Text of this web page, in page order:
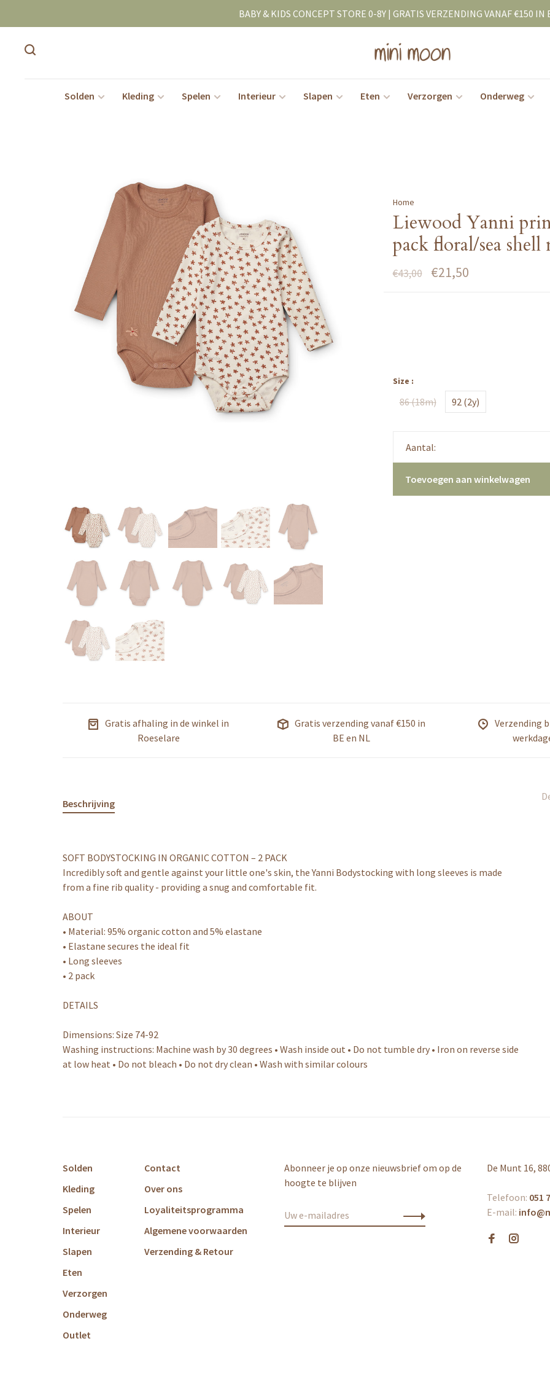
BABY & KIDS CONCEPT STORE 0-8Y | GRATIS VERZENDING VANAF €150 IN
Solden Kleding Spelen Interieur Slapen Eten Verzorgen Onderweg
Home
Liewood Yanni
pack floral/sea shell
€43,00 €21,50
Size :
86 (18m) 92 (2y)
Aantal:
Toevoegen aan winkelwagen
Gratis afhaling in de winkel in
Roeselare
Gratis verzending vanaf €150 in
BE en NL
Verzending
Beschrijving
SOFT BODYSTOCKING IN ORGANIC COTTON – 2 PACK
Incredibly soft and gentle against your little one's skin, the Yanni Bodystocking with long sleeves is made
from a fine rib quality - providing a snug and comfortable fit.
ABOUT
• Material: 95% organic cotton and 5% elastane
• Elastane secures the ideal fit
• Long sleeves
• 2 pack
DETAILS
Dimensions: Size 74-92
Washing instructions: Machine wash by 30 degrees • Wash inside out • Do not tumble dry • Iron on reverse side
at low heat • Do not bleach • Do not dry clean • Wash with similar colours
Solden
Kleding
Spelen
Interieur
Slapen
Eten
Verzorgen
Onderweg
Outlet
Contact
Over ons
Loyaliteitsprogramma
Algemene voorwaarden
Verzending & Retour
Abonneer je op onze nieuwsbrief om op de
hoogte te blijven
De Munt 16,
Telefoon: 051
E-mail: